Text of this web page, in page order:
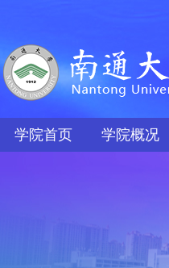
学院首页 学院概况